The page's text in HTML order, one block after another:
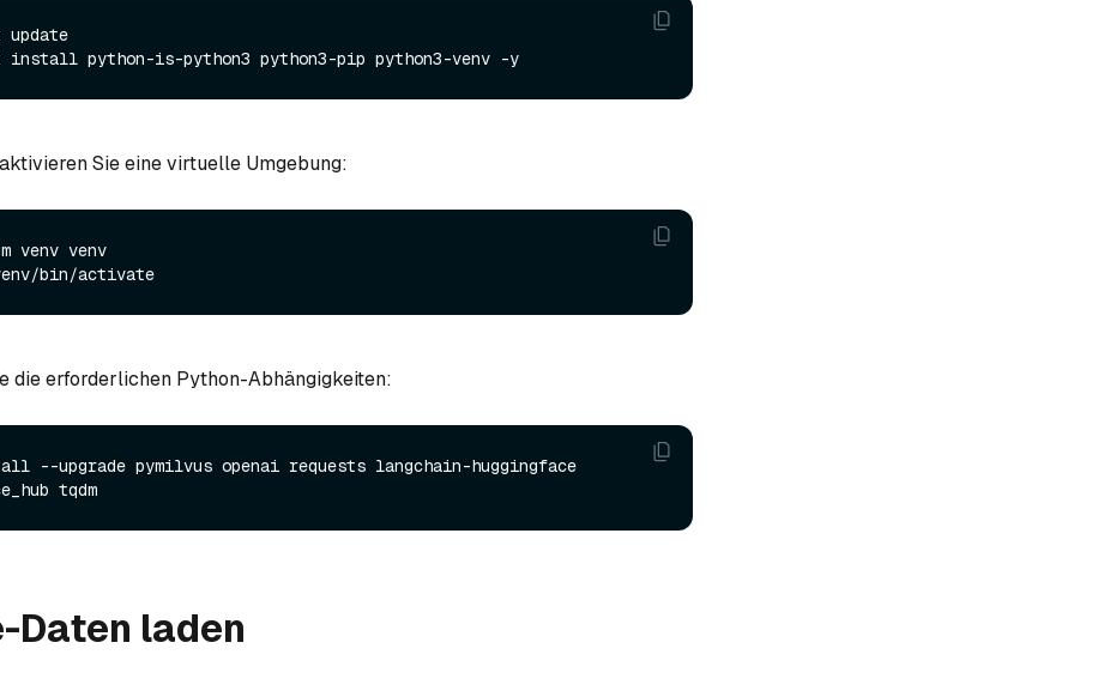
update
Sie eine virtuelle Umgebung:
venv venv
die erforderlichen Python-Abhängigkeiten:
--upgrade pymilvus openai requests langchain-huggingface
Daten laden